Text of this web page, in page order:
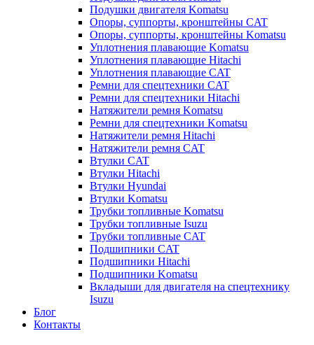
Подушки двигателя Komatsu
Опоры, суппорты, кронштейны CAT
Опоры, суппорты, кронштейны Komatsu
Уплотнения плавающие Komatsu
Уплотнения плавающие Hitachi
Уплотнения плавающие CAT
Ремни для спецтехники CAT
Ремни для спецтехники Hitachi
Натяжители ремня Komatsu
Ремни для спецтехники Komatsu
Натяжители ремня Hitachi
Натяжители ремня CAT
Втулки CAT
Втулки Hitachi
Втулки Hyundai
Втулки Komatsu
Трубки топливные Komatsu
Трубки топливные Isuzu
Трубки топливные CAT
Подшипники CAT
Подшипники Hitachi
Подшипники Komatsu
Вкладыши для двигателя на спецтехнику
Isuzu
Блог
Контакты